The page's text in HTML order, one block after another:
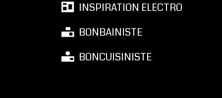
INSPIRATION ELECTRO
BONBAINISTE
BONCUISINISTE